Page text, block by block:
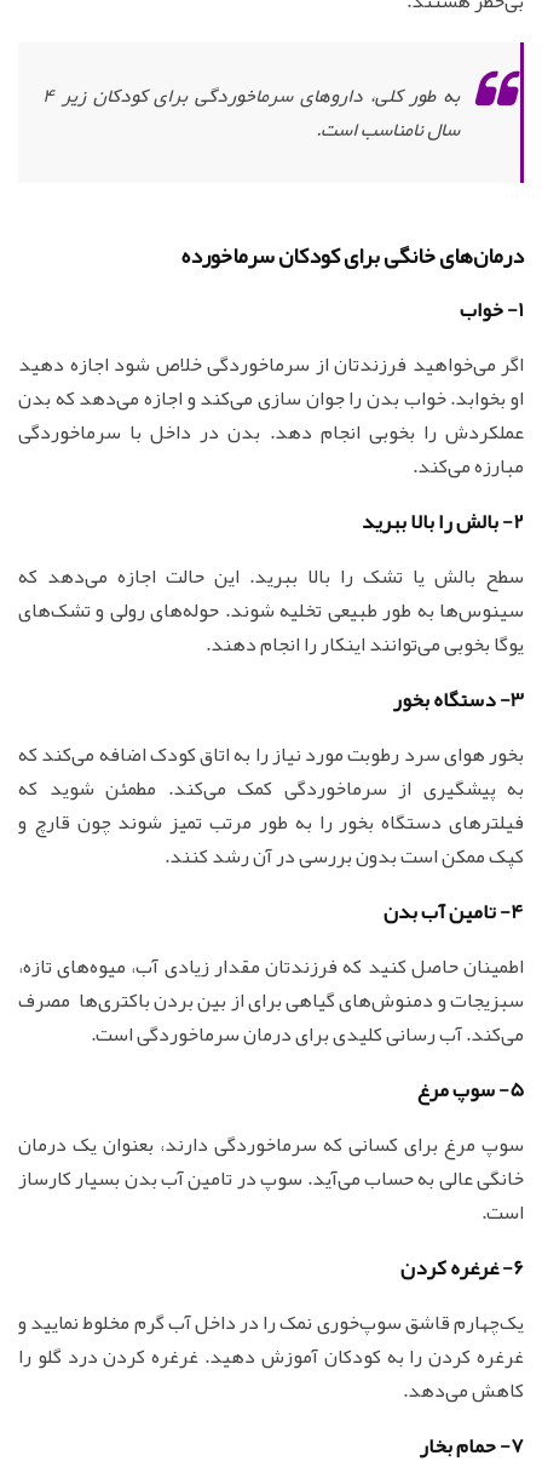
به طور کلی، داروهای سرماخوردگی برای کودکان زیر 4
سال نامناسب است.
درمان‌های خانگی برای کودکان سرماخورده
1- خواب
اگر می‌خواهید فرزندتان از سرماخوردگی خلاص شود اجازه دهید
او بخوابد. خواب بدن را جوان سازی می‌کند و اجازه می‌دهد که بدن
عملکردش را بخوبی انجام دهد. بدن در داخل با سرماخوردگی
مبارزه می‌کند.
2- بالش را بالا ببرید
سطح بالش یا تشک را بالا ببرید. این حالت اجازه می‌دهد که
سینوس‌ها به طور طبیعی تخلیه شوند. حوله‌های رولی و تشک‌های
یوگا بخوبی می‌توانند اینکار را انجام دهند.
3- دستگاه بخور
بخور هوای سرد رطوبت مورد نیاز را به اتاق کودک اضافه می‌کند که
به پیشگیری از سرماخوردگی کمک می‌کند. مطمئن شوید که
فیلترهای دستگاه بخور را به طور مرتب تمیز شوند چون قارچ و
کپک ممکن است بدون بررسی در آن رشد کنند.
4- تامین آب بدن
اطمینان حاصل کنید که فرزندتان مقدار زیادی آب، میوه‌های تازه،
سبزیجات و دمنوش‌های گیاهی برای از بین بردن باکتری‌ها مصرف
می‌کند. آب رسانی کلیدی برای درمان سرماخوردگی است.
5- سوپ مرغ
سوپ مرغ برای کسانی که سرماخوردگی دارند، بعنوان یک درمان
خانگی عالی به حساب می‌آید. سوپ در تامین آب بدن بسیار کارساز
است.
6- غرغره کردن
یک‌چهارم قاشق سوپ‌خوری نمک را در داخل آب گرم مخلوط نمایید و
غرغره کردن را به کودکان آموزش دهید. غرغره کردن درد گلو را
کاهش می‌دهد.
7- حمام بخار